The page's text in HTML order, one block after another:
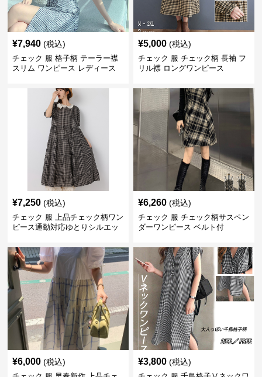
¥7,940 (税込)
チェック 服 格子柄 テーラー襟
スリム ワンピース レディース
¥5,000 (税込)
チェック 服 チェック柄 長袖 フ
リル襟 ロングワンピース
¥7,250 (税込)
チェック 服 上品チェック柄ワン
ピース通勤対応ゆとりシルエッ
¥6,260 (税込)
チェック 服 チェック柄サスペン
ダーワンピース ベルト付
¥6,000 (税込) ¥3,800 (税込)